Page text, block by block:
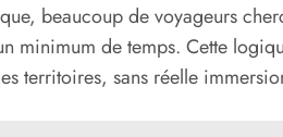
beaucoup de voyageurs
minimum de temps. Cette
territoires, sans réelle